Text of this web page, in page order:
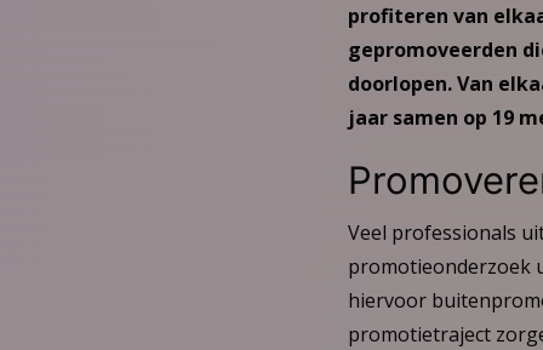
profiteren van
gepromoveerden
doorlopen. Van
jaar samen op 19
Veel professionals
promotieonderzoek
hiervoor
promotietraject